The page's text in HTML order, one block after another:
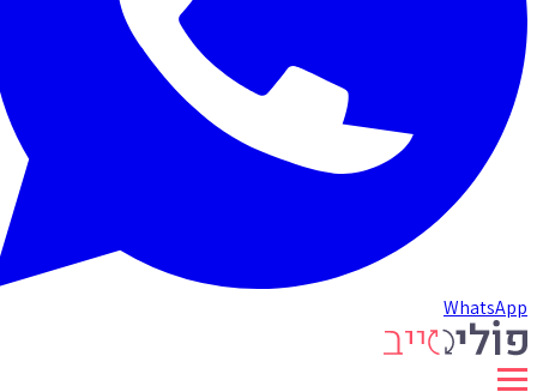
WhatsApp